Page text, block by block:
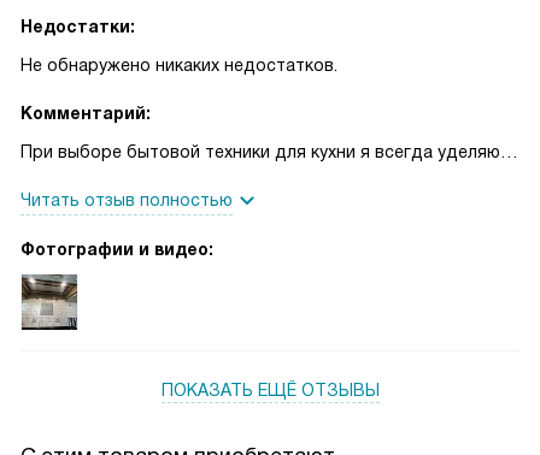
Недостатки:
Не обнаружено никаких недостатков.
Комментарий:
При выборе бытовой техники для кухни я всегда уделяю
виду. Именно поэтому мой выбор пал на эту
встраиваемую вытяжку. Она идеально вписалась в
нержавеющей стали.
электронного управления и переключателей-кнопок.
Читать отзыв полностью
Фотографии и видео:
ПОКАЗАТЬ ЕЩЁ ОТЗЫВЫ